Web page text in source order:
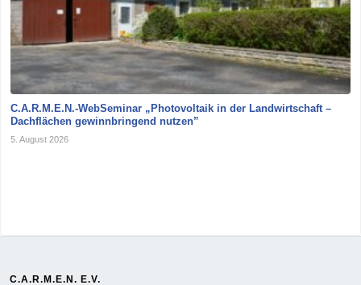
C.A.R.M.E.N.-WebSeminar „Photovoltaik in der Landwirtschaft –
Dachflächen gewinnbringend nutzen”
5. August 2026
C.A.R.M.E.N. E.V.